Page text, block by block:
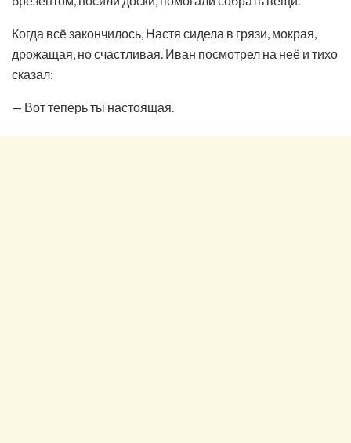
Когда всё закончилось, Настя сидела в грязи, мокрая,
дрожащая, но счастливая. Иван посмотрел на неё и тихо
сказал:
— Вот теперь ты настоящая.